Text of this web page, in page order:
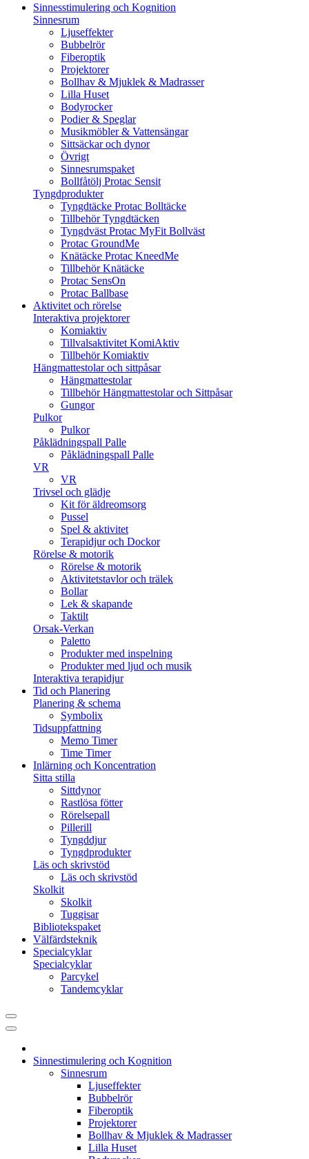
Sinnesstimulering och Kognition
Sinnesrum
Ljuseffekter
Bubbelrör
Fiberoptik
Projektorer
Bollhav & Mjuklek & Madrasser
Lilla Huset
Bodyrocker
Podier & Speglar
Musikmöbler & Vattensängar
Sittsäckar och dynor
Övrigt
Sinnesrumspaket
Bollfåtölj Protac Sensit
Tyngdprodukter
Tyngdtäcke Protac Bolltäcke
Tillbehör Tyngdtäcken
Tyngdväst Protac MyFit Bollväst
Protac GroundMe
Knätäcke Protac KneedMe
Tillbehör Knätäcke
Protac SensOn
Protac Ballbase
Aktivitet och rörelse
Interaktiva projektorer
Komiaktiv
Tillvalsaktivitet KomiAktiv
Tillbehör Komiaktiv
Hängmattestolar och sittpåsar
Hängmattestolar
Tillbehör Hängmattestolar och Sittpåsar
Gungor
Pulkor
Pulkor
Påklädningspall Palle
Påklädningspall Palle
VR
VR
Trivsel och glädje
Kit för äldreomsorg
Pussel
Spel & aktivitet
Terapidjur och Dockor
Rörelse & motorik
Rörelse & motorik
Aktivitetstavlor och trälek
Bollar
Lek & skapande
Taktilt
Orsak-Verkan
Paletto
Produkter med inspelning
Produkter med ljud och musik
Interaktiva terapidjur
Tid och Planering
Planering & schema
Symbolix
Tidsuppfattning
Memo Timer
Time Timer
Inlärning och Koncentration
Sitta stilla
Sittdynor
Rastlösa fötter
Rörelsepall
Pillerill
Tyngddjur
Tyngdprodukter
Läs och skrivstöd
Läs och skrivstöd
Skolkit
Skolkit
Tuggisar
Bibliotekspaket
Välfärdsteknik
Specialcyklar
Specialcyklar
Parcykel
Tandemcyklar
Sinnestimulering och Kognition
Sinnesrum
Ljuseffekter
Bubbelrör
Fiberoptik
Projektorer
Bollhav & Mjuklek & Madrasser
Lilla Huset